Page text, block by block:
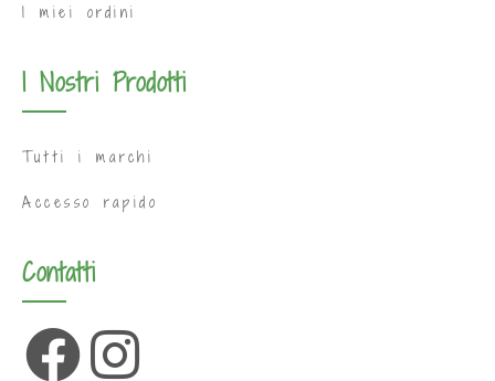
I miei ordini
I Nostri Prodotti
Tutti i marchi
Accesso rapido
Contatti